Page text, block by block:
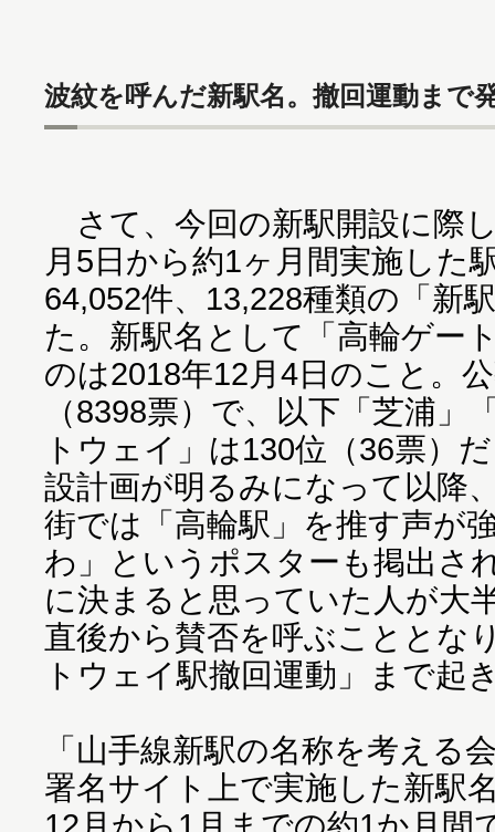
波紋を呼んだ新駅名。撤回運動まで
さて、今回の新駅開設に際
月5日から約1ヶ月間実施した
64,052件、13,228種類の「新
た。新駅名として「高輪ゲー
のは2018年12月4日のこと。
（8398票）で、以下「芝浦」
トウェイ」は130位（36票）
設計画が明るみになって以降
街では「高輪駅」を推す声が
わ」というポスターも掲出さ
に決まると思っていた人が大
直後から賛否を呼ぶこととな
トウェイ駅撤回運動」まで起
「山手線新駅の名称を考える
署名サイト上で実施した新駅